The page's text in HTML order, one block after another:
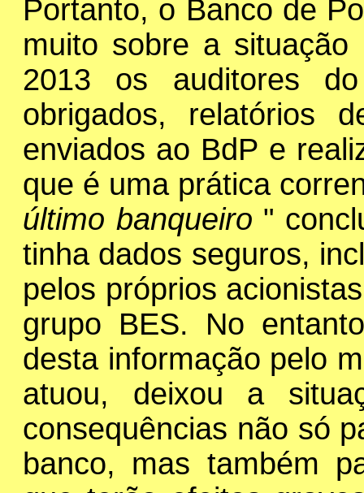
Portanto, o Banco de
muito sobre a
2013 os auditores
obrigados, relatórios
enviados ao BdP e
que é uma prática
último banqueiro "
tinha dados seguros,
pelos próprios
grupo BES. No
desta informação pelo
atuou, deixou a
consequências não só
banco, mas também